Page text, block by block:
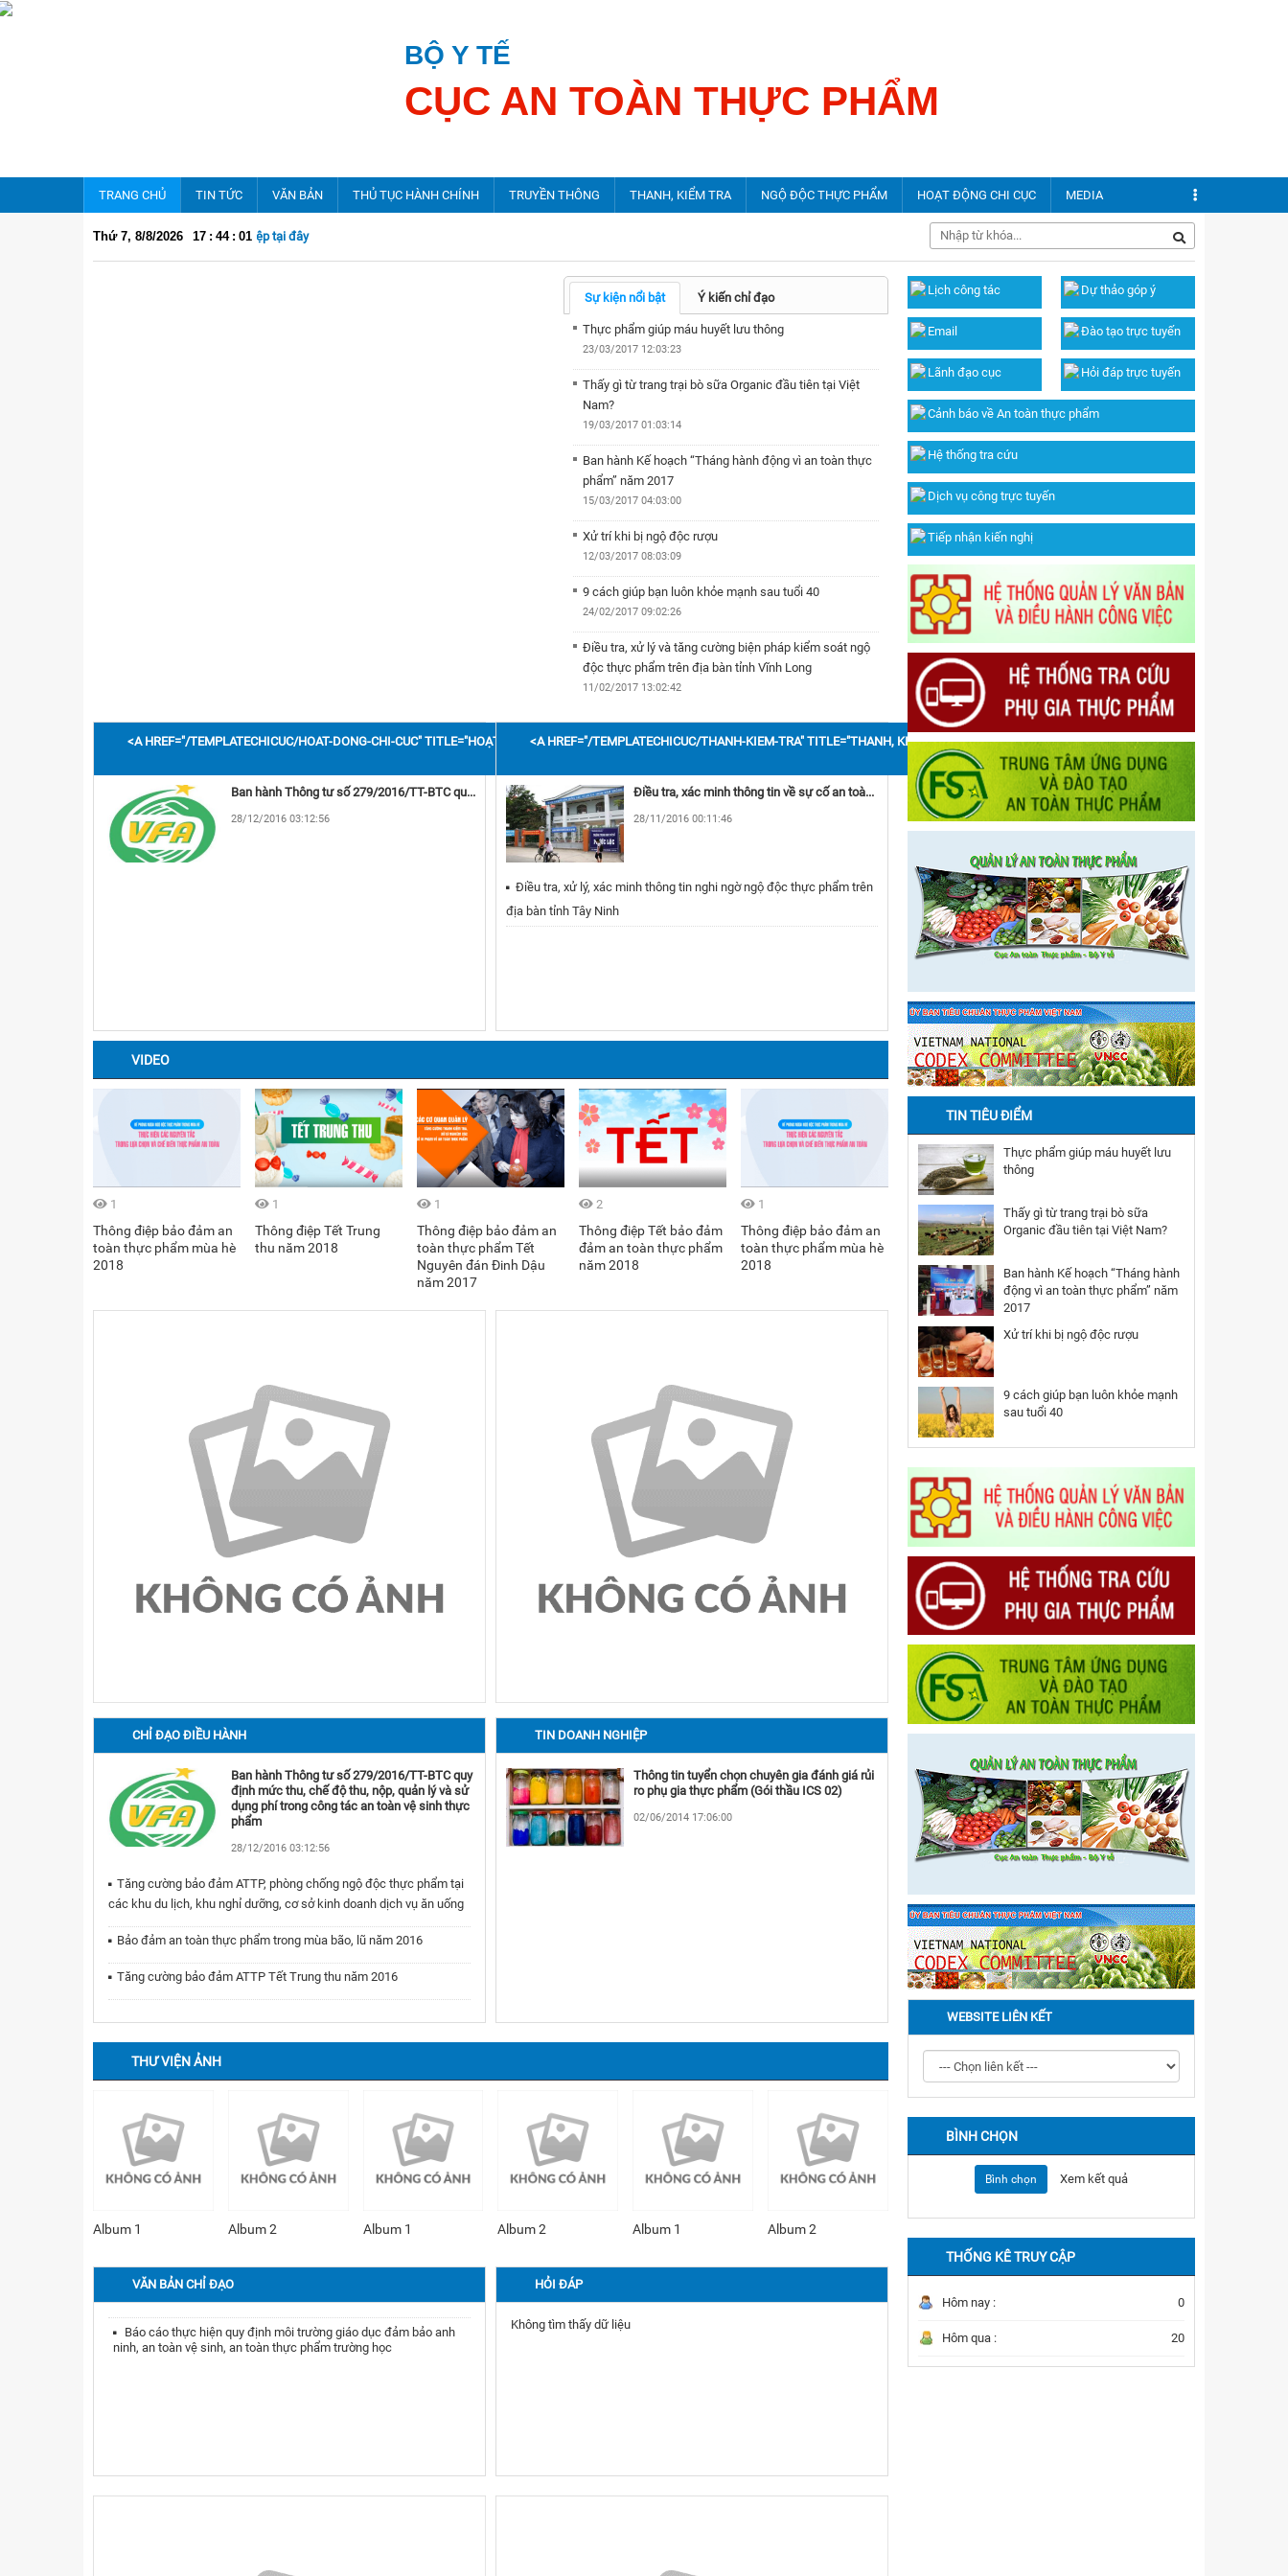
BỘ Y TẾ
CỤC AN TOÀN THỰC PHẨM
TRANG CHỦ TIN TỨC VĂN BẢN THỦ TỤC HÀNH CHÍNH TRUYỀN THÔNG
Tháng hành động vì chất lượng VSATTP
Đào tạo, tập huấn
Băng đĩa hình thông điệp
Băng đĩa tiếng thông điệp
Ấn phẩm truyền thông
THANH, KIỂM TRA
Tin tức thanh, kiểm tra
Kế hoạch thanh, kiểm tra
Xử lý vi phạm ATTP
Công tác thanh, kiểm tra
NGỘ ĐỘC THỰC PHẨM
Tin ngộ độc thực phẩm
Phòng ngừa ngộ độc thực phẩm
Báo cáo vụ ngộc độc thực phẩm
HOẠT ĐỘNG CHI CỤC
Tin địa phương
Bảo đảm ATTP địa phương
MEDIA
Hình ảnh
Video
Thứ 7, 8/8/2026 17 : 44 : 02
câu hỏi, kiến nghị của doanh nghiệp tại đây
Sự kiện nổi bật Ý kiến chỉ đạo
Thực phẩm giúp máu huyết lưu thông
23/03/2017 12:03:23
Thấy gì từ trang trại bò sữa Organic đầu tiên tại Việt
Nam?
19/03/2017 01:03:14
Ban hành Kế hoạch “Tháng hành động vì an toàn thực
phẩm” năm 2017
15/03/2017 04:03:00
Xử trí khi bị ngộ độc rượu
12/03/2017 08:03:09
9 cách giúp bạn luôn khỏe mạnh sau tuổi 40
24/02/2017 09:02:26
Điều tra, xử lý và tăng cường biện pháp kiểm soát ngộ
độc thực phẩm trên địa bàn tỉnh Vĩnh Long
11/02/2017 13:02:42
Ban hành Thông tư số 279/2016/TT-BTC quy định mức
thu, chế độ thu, nộp, quản lý và sử dụng phí trong công
28/12/2016 03:12:56
Thông điệp đảm bảo ATTP Tết Nguyên đán Đinh Dậu
22/12/2016 07:12:59
tra công tác bảo đảm ATTP Tết Nguyên đán Đinh Dậu
và mùa Lễ hội Xuân năm 2017
60 năm y tế dự phòng: Lấy con người làm trung tâm
Vì sao giải thưởng Y tế dự phòng mang tên Giáo sư
Ðặng Văn Ngữ?
05/12/2016 02:12:38
Điều tra, xác minh thông tin về sự cố an toàn thực
28/11/2016 00:11:46
Điều tra, xử lý, xác minh thông tin nghi ngờ ngộ độc
28/11/2016 00:11:44
20/11/2016 02:11:25
Xác minh thông tin ngộ độc thực phẩm trên địa bàn
tỉnh Đắk Nông
16/11/2016 06:11:53
Điều tra, xác minh thông tin về ngộ độc thực phẩm trên
địa bàn thành phố Hồ Chí Minh
28/10/2016 19:10:16
Cục An toàn thực phẩm những ngày đầu thành lập qua
ảnh
11/10/2016 03:10:05
Lịch sử ra đời Cục An toàn thực phẩm
Triển khai Kế hoạch thanh tra, kiểm tra liên ngành về
an toàn thực phẩm trong dịp Tết Trung thu năm 2016
15/08/2016 06:08:04
<A HREF="/TEMPLATECHICUC/HOAT-DONG-CHI-CUC" TITLE="HOẠT ĐỘNG CHI CỤC" REL="DOFOLLOW">HOẠT ĐỘNG CHI CỤC</A>
Ban hành Thông tư số 279/2016/TT-BTC quy định mức thu, chế độ thu, nộp, quản lý và sử dụng phí trong công tác an toàn vệ sinh thực phẩm
28/12/2016 03:12:56
<A HREF="/TEMPLATECHICUC/THANH-KIEM-TRA" TITLE="THANH, KIỂM TRA" REL="DOFOLLOW">THANH, KIỂM TRA</A>
Thanh tra
Kiểm tra
Điều tra, xác minh thông tin về sự cố an toàn thực phẩm trên địa bàn thành phố Hồ Chí Minh
28/11/2016 00:11:46
Điều tra, xử lý, xác minh thông tin nghi ngờ ngộ độc thực phẩm trên
địa bàn tỉnh Tây Ninh
VIDEO
1
Thông điệp bảo đảm an
toàn thực phẩm mùa hè
2018
1
Thông điệp Tết Trung
thu năm 2018
1
Thông điệp bảo đảm an
toàn thực phẩm Tết
Nguyên đán Đinh Dậu
năm 2017
2
Thông điệp Tết bảo đảm
đảm an toàn thực phẩm
năm 2018
1
Thông điệp bảo đảm an
toàn thực phẩm mùa hè
2018
1
Thông điệp Tết Trung
thu năm 2018
Thông điệp bảo đảm an
Nguyên đán Đinh Dậu
năm 2017
CHỈ ĐẠO ĐIỀU HÀNH
Ban hành Thông tư số 279/2016/TT-BTC quy
định mức thu, chế độ thu, nộp, quản lý và sử
dụng phí trong công tác an toàn vệ sinh thực
phẩm
28/12/2016 03:12:56
Tăng cường bảo đảm ATTP, phòng chống ngộ độc thực phẩm tại
các khu du lịch, khu nghỉ dưỡng, cơ sở kinh doanh dịch vụ ăn uống
Bảo đảm an toàn thực phẩm trong mùa bão, lũ năm 2016
Tăng cường bảo đảm ATTP Tết Trung thu năm 2016
TIN DOANH NGHIỆP
Thông tin tuyển chọn chuyên gia đánh giá rủi
ro phụ gia thực phẩm (Gói thầu ICS 02)
02/06/2014 17:06:00
THƯ VIỆN ẢNH
Album 2 Album 1 Album 2 Album 1 Album 2 Album 1
VĂN BẢN CHỈ ĐẠO
Báo cáo thực hiện quy định môi trường giáo dục đảm bảo anh
ninh, an toàn vệ sinh, an toàn thực phẩm trường học
HỎI ĐÁP
Không tìm thấy dữ liệu
Lịch công tác Dự thảo góp ý
Email Đào tạo trực tuyến
Lãnh đạo cục Hỏi đáp trực tuyến
Cảnh báo về An toàn thực phẩm
Hệ thống tra cứu
Dịch vụ công trực tuyến
Tiếp nhận kiến nghị
TIN TIÊU ĐIỂM
Thực phẩm giúp máu huyết lưu
thông
Thấy gì từ trang trại bò sữa
Organic đầu tiên tại Việt Nam?
Ban hành Kế hoạch “Tháng hành
động vì an toàn thực phẩm” năm
2017
Xử trí khi bị ngộ độc rượu
9 cách giúp bạn luôn khỏe mạnh
sau tuổi 40
WEBSITE LIÊN KẾT
BÌNH CHỌN
Bình chọn Xem kết quả
THỐNG KÊ TRUY CẬP
Hôm nay : 0
Hôm qua : 20